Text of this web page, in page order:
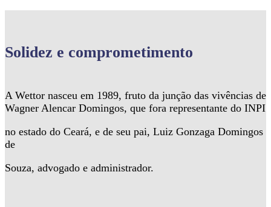
Solidez e comprometimento
A Wettor nasceu em 1989, fruto da junção das vivências de
Wagner Alencar Domingos, que fora representante do INPI
no estado do Ceará, e de seu pai, Luiz Gonzaga Domingos
de
Souza, advogado e administrador.